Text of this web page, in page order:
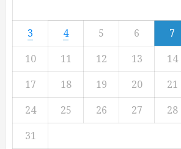
3
4 5 6 7
10
11 12 13 14
17
18 19 20 21
24
25 26 27 28
31